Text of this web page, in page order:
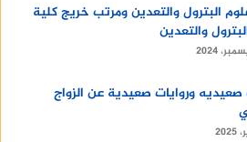
البترول والتعدين ومرتب خريج كلية
والتعدين
صعيديه وروايات صعيدية عن الزواج